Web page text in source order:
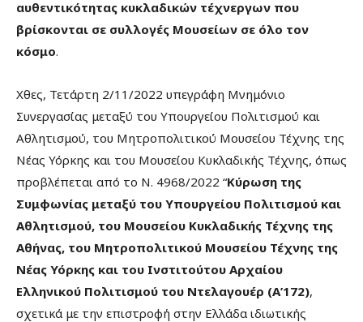
αυθεντικότητας κυκλαδικών τέχνεργων που
βρίσκονται σε συλλογές Μουσείων σε όλο τον
κόσμο.
Χθες, Τετάρτη 2/11/2022 υπεγράφη Μνημόνιο
Συνεργασίας μεταξύ του Υπουργείου Πολιτισμού και
Αθλητισμού, του Μητροπολιτικού Μουσείου Τέχνης της
Νέας Υόρκης και του Μουσείου Κυκλαδικής Τέχνης, όπως
προβλέπεται από το Ν. 4968/2022 “Κύρωση της
Συμφωνίας μεταξύ του Υπουργείου Πολιτισμού και
Αθλητισμού, του Μουσείου Κυκλαδικής Τέχνης της
Αθήνας, του Μητροπολιτικού Μουσείου Τέχνης της
Νέας Υόρκης και του Ινστιτούτου Αρχαίου
Ελληνικού Πολιτισμού του Ντελαγουέρ (Α’172),
σχετικά με την επιστροφή στην Ελλάδα ιδιωτικής